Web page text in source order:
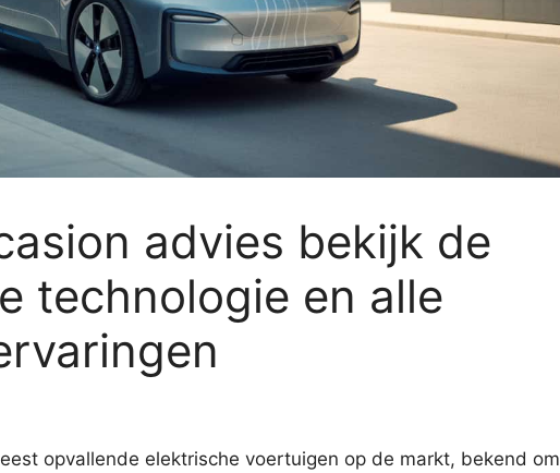
advies bekijk de
technologie en alle
opvallende elektrische voertuigen op de markt, bekend om